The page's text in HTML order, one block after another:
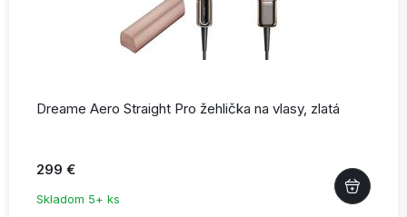
Dreame Aero Straight Pro žehlička na vlasy, zlatá
299 €
Skladom 5+ ks